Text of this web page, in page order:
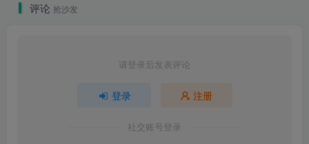
评论 抢沙发
请登录后发表评论
登录 注册
社交账号登录